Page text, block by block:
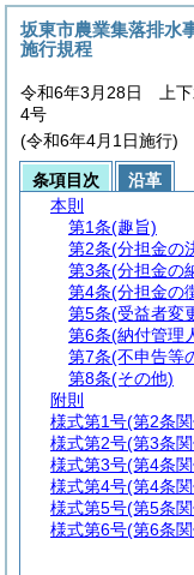
坂東市農業集落排水
施行規程
令和6年3月28日 上下
4号
(令和6年4月1日施行)
条項目次
沿革
本則
第1条(趣旨)
第2条(分担金の
第3条(分担金の
第4条(分担金の
第5条(受益者変
第6条(納付管理
第7条(不申告等
第8条(その他)
附則
様式第1号(第2条
様式第2号(第3条
様式第3号(第4条
様式第4号(第4条
様式第5号(第5条
様式第6号(第6条